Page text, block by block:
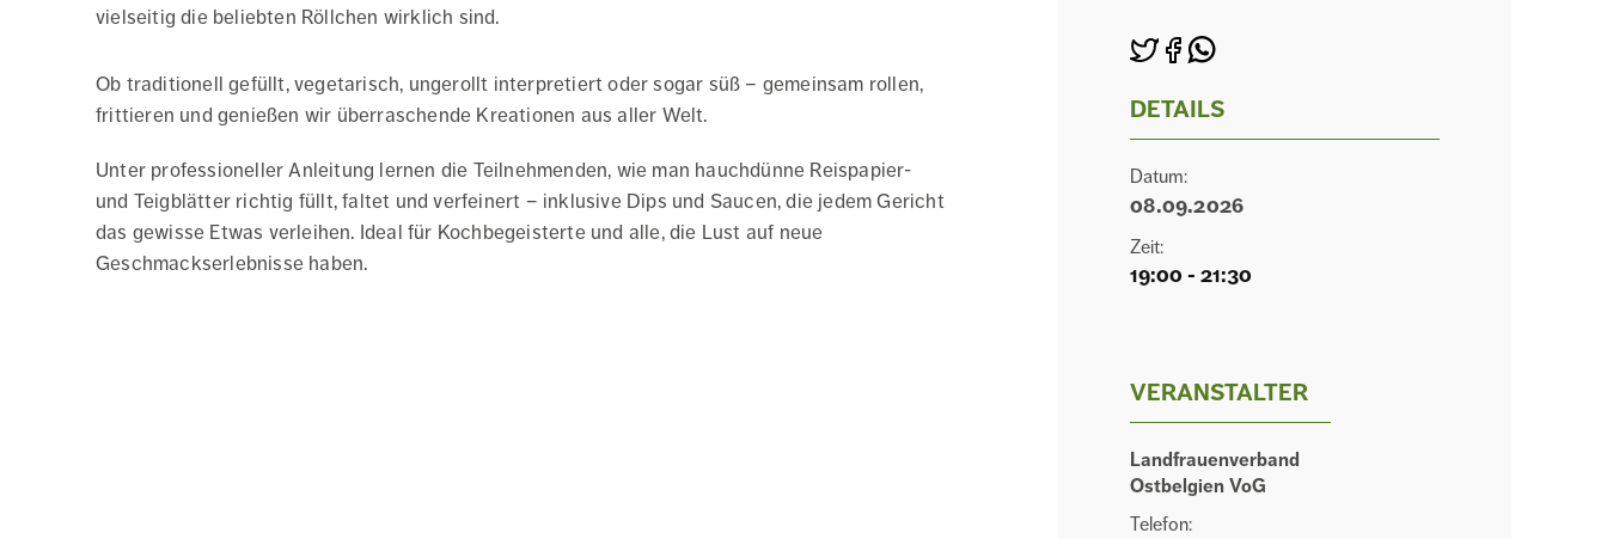
vielseitig die beliebten Röllchen wirklich sind.
Ob traditionell gefüllt, vegetarisch, ungerollt interpretiert oder sogar süß – gemeinsam rollen,
frittieren und genießen wir überraschende Kreationen aus aller Welt.
Unter professioneller Anleitung lernen die Teilnehmenden, wie man hauchdünne Reispapier-
und Teigblätter richtig füllt, faltet und verfeinert – inklusive Dips und Saucen, die jedem Gericht
das gewisse Etwas verleihen. Ideal für Kochbegeisterte und alle, die Lust auf neue
Geschmackserlebnisse haben.
DETAILS
Datum:
08.09.2026
Zeit:
19:00 - 21:30
VERANSTALTER
Landfrauenverband
Ostbelgien VoG
Telefon: